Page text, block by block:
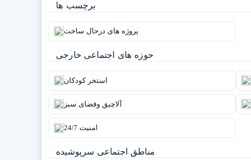
برچسب ها
پروژه های درحال ساخت
حوزه های اجتماعی خارجی
استخر کودکان
آلاچیق وفضای سبز
امنیت 24/7
مناطق اجتماعی سرپوشیده